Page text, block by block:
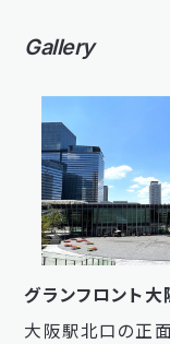
Gallery
グランフロント
大阪駅北口の正